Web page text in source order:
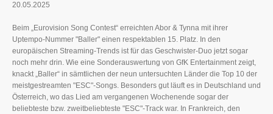
20.05.2025
Beim „Eurovision Song Contest“ erreichten Abor & Tynna mit ihrer
Uptempo-Nummer "Baller" einen respektablen 15. Platz. In den
europäischen Streaming-Trends ist für das Geschwister-Duo jetzt sogar
noch mehr drin. Wie eine Sonderauswertung von GfK Entertainment zeigt,
knackt „Baller“ in sämtlichen der neun untersuchten Länder die Top 10 der
meistgestreamten "ESC"-Songs. Besonders gut läuft es in Deutschland und
Österreich, wo das Lied am vergangenen Wochenende sogar der
beliebteste bzw. zweitbeliebteste "ESC"-Track war. In Frankreich, den